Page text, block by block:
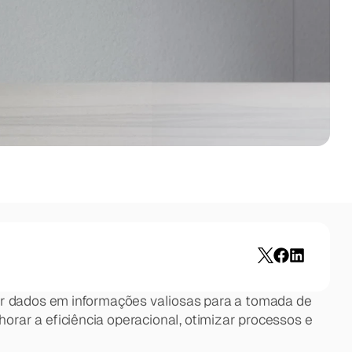
em informações valiosas para a tomada de
a eficiência operacional, otimizar processos e